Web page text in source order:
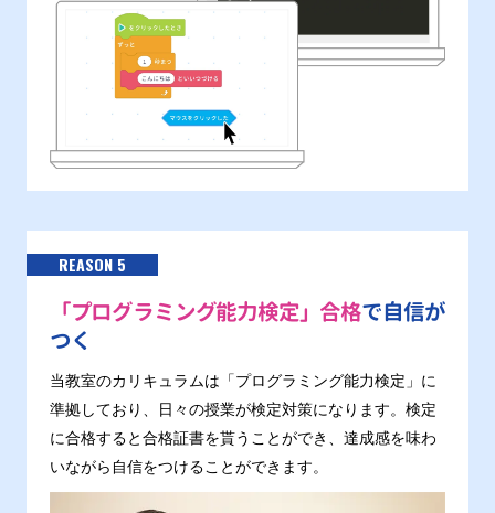
REASON 5
「プログラミング能力検定」合格で自信が
つく
当教室のカリキュラムは「プログラミング能力検定」に
準拠しており、日々の授業が検定対策になります。検定
に合格すると合格証書を貰うことができ、達成感を味わ
いながら自信をつけることができます。